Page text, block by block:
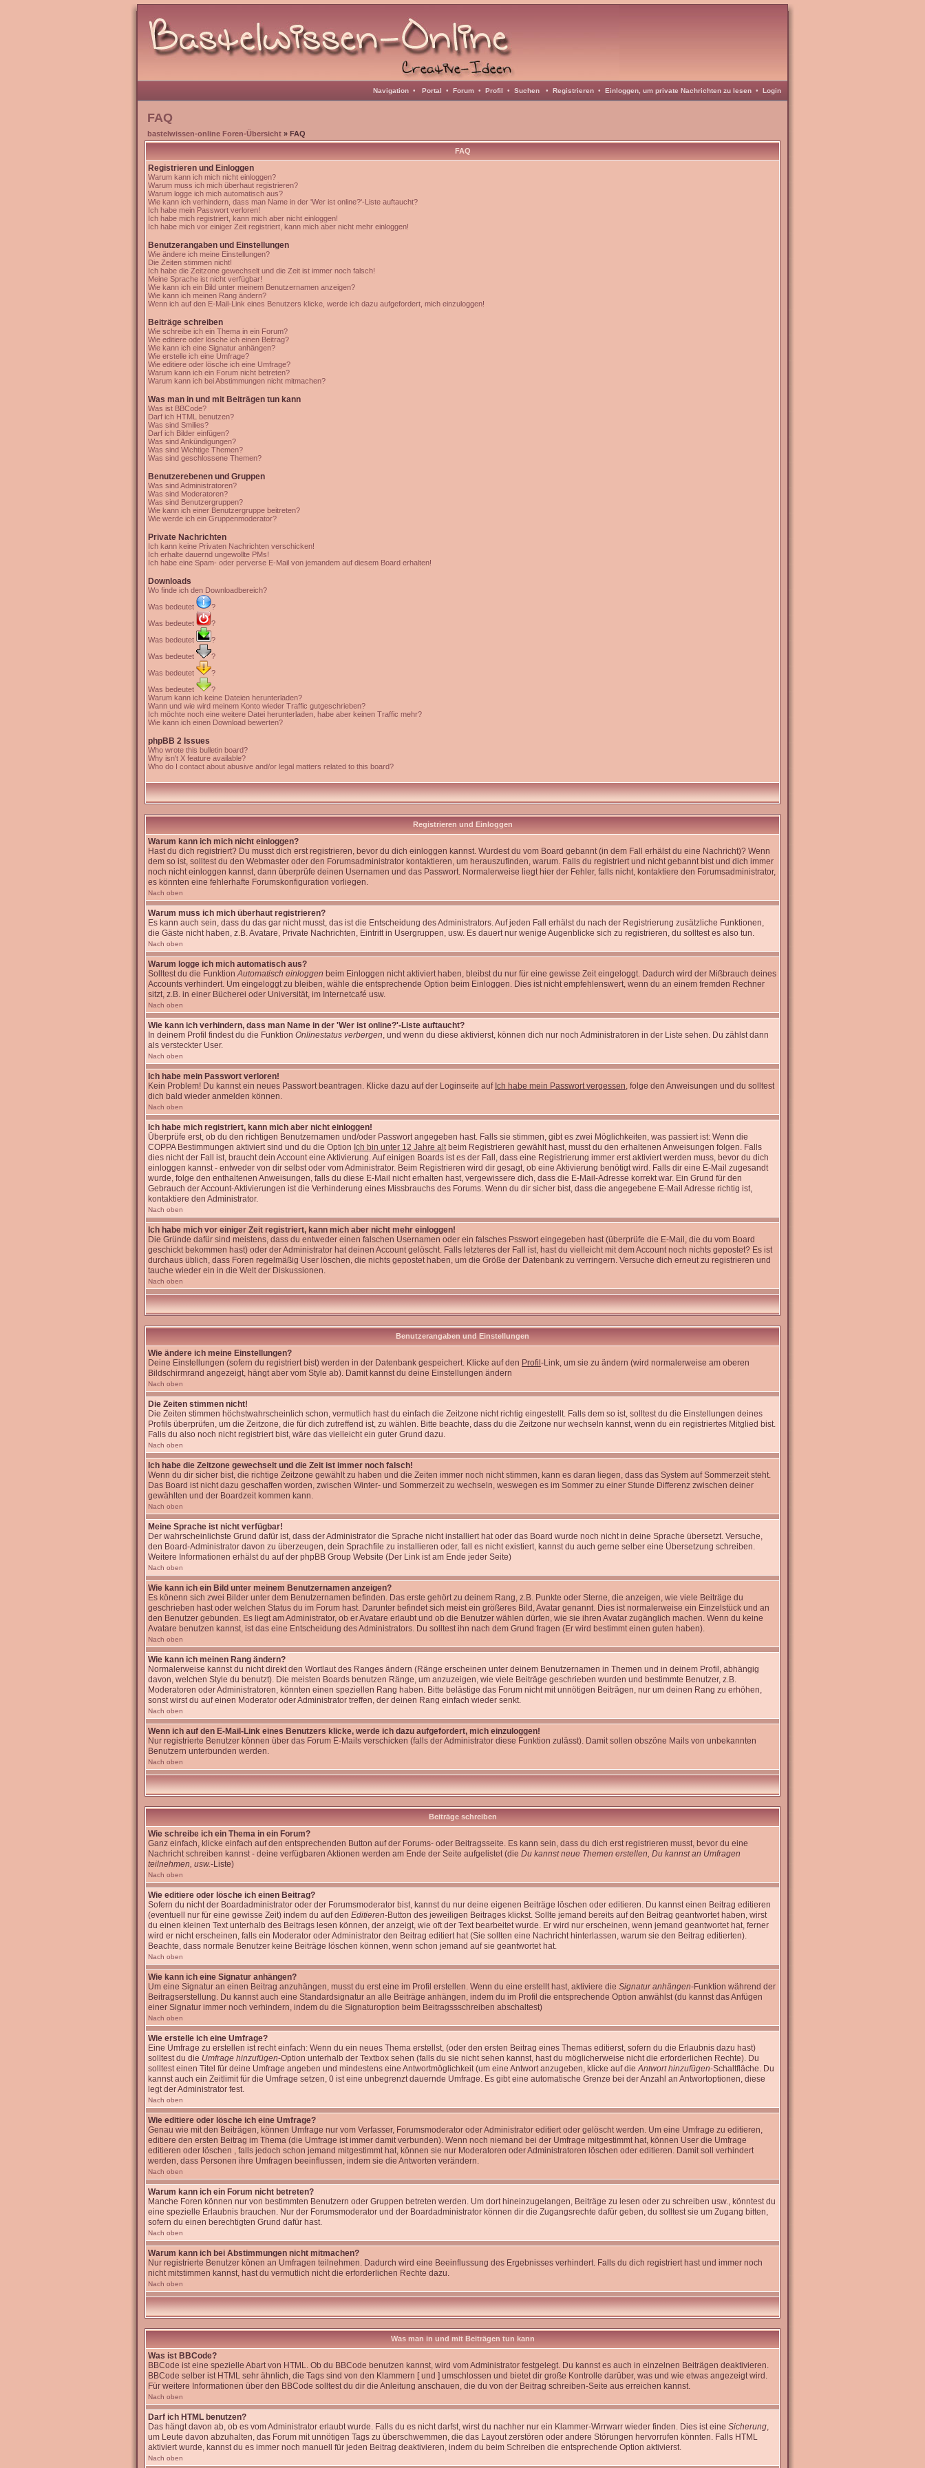
Navigation • Portal • Forum • Profil • Suchen • Registrieren • Einloggen, um private Nachrichten zu lesen • Login
FAQ
bastelwissen-online Foren-Übersicht » FAQ
FAQ
Registrieren und Einloggen
Warum kann ich mich nicht einloggen?
Warum muss ich mich überhaut registrieren?
Warum logge ich mich automatisch aus?
Wie kann ich verhindern, dass man Name in der 'Wer ist online?'-Liste auftaucht?
Ich habe mein Passwort verloren!
Ich habe mich registriert, kann mich aber nicht einloggen!
Ich habe mich vor einiger Zeit registriert, kann mich aber nicht mehr einloggen!
Benutzerangaben und Einstellungen
Wie ändere ich meine Einstellungen?
Die Zeiten stimmen nicht!
Ich habe die Zeitzone gewechselt und die Zeit ist immer noch falsch!
Meine Sprache ist nicht verfügbar!
Wie kann ich ein Bild unter meinem Benutzernamen anzeigen?
Wie kann ich meinen Rang ändern?
Wenn ich auf den E-Mail-Link eines Benutzers klicke, werde ich dazu aufgefordert, mich einzuloggen!
Beiträge schreiben
Wie schreibe ich ein Thema in ein Forum?
Wie editiere oder lösche ich einen Beitrag?
Wie kann ich eine Signatur anhängen?
Wie erstelle ich eine Umfrage?
Wie editiere oder lösche ich eine Umfrage?
Warum kann ich ein Forum nicht betreten?
Warum kann ich bei Abstimmungen nicht mitmachen?
Was man in und mit Beiträgen tun kann
Was ist BBCode?
Darf ich HTML benutzen?
Was sind Smilies?
Darf ich Bilder einfügen?
Was sind Ankündigungen?
Was sind Wichtige Themen?
Was sind geschlossene Themen?
Benutzerebenen und Gruppen
Was sind Administratoren?
Was sind Moderatoren?
Was sind Benutzergruppen?
Wie kann ich einer Benutzergruppe beitreten?
Wie werde ich ein Gruppenmoderator?
Private Nachrichten
Ich kann keine Privaten Nachrichten verschicken!
Ich erhalte dauernd ungewollte PMs!
Ich habe eine Spam- oder perverse E-Mail von jemandem auf diesem Board erhalten!
Downloads
Wo finde ich den Downloadbereich?
Was bedeutet
?
Was bedeutet
?
Was bedeutet
?
Was bedeutet
?
Was bedeutet
?
Was bedeutet
?
Warum kann ich keine Dateien herunterladen?
Wann und wie wird meinem Konto wieder Traffic gutgeschrieben?
Ich möchte noch eine weitere Datei herunterladen, habe aber keinen Traffic mehr?
Wie kann ich einen Download bewerten?
phpBB 2 Issues
Who wrote this bulletin board?
Why isn't X feature available?
Who do I contact about abusive and/or legal matters related to this board?
Registrieren und Einloggen
Warum kann ich mich nicht einloggen?
Hast du dich registriert? Du musst dich erst registrieren, bevor du dich einloggen kannst. Wurdest du vom Board gebannt (in dem Fall erhälst du eine Nachricht)? Wenn
dem so ist, solltest du den Webmaster oder den Forumsadministrator kontaktieren, um herauszufinden, warum. Falls du registriert und nicht gebannt bist und dich immer
noch nicht einloggen kannst, dann überprüfe deinen Usernamen und das Passwort. Normalerweise liegt hier der Fehler, falls nicht, kontaktiere den Forumsadministrator,
es könnten eine fehlerhafte Forumskonfiguration vorliegen.
Nach oben
Warum muss ich mich überhaut registrieren?
Es kann auch sein, dass du das gar nicht musst, das ist die Entscheidung des Administrators. Auf jeden Fall erhälst du nach der Registrierung zusätzliche Funktionen,
die Gäste nicht haben, z.B. Avatare, Private Nachrichten, Eintritt in Usergruppen, usw. Es dauert nur wenige Augenblicke sich zu registrieren, du solltest es also tun.
Nach oben
Warum logge ich mich automatisch aus?
Solltest du die FunktionAutomatisch einloggen beim Einloggen nicht aktiviert haben, bleibst du nur für eine gewisse Zeit eingeloggt. Dadurch wird der Mißbrauch deines
Accounts verhindert. Um eingeloggt zu bleiben, wähle die entsprechende Option beim Einloggen. Dies ist nicht empfehlenswert, wenn du an einem fremden Rechner
sitzt, z.B. in einer Bücherei oder Universität, im Internetcafé usw.
Nach oben
Wie kann ich verhindern, dass man Name in der 'Wer ist online?'-Liste auftaucht?
In deinem Profil findest du die Funktion Onlinestatus verbergen, und wenn du diese aktivierst, können dich nur noch Administratoren in der Liste sehen. Du zählst dann
als versteckter User.
Nach oben
Ich habe mein Passwort verloren!
Kein Problem! Du kannst ein neues Passwort beantragen. Klicke dazu auf der Loginseite auf Ich habe mein Passwort vergessen, folge den Anweisungen und du solltest
dich bald wieder anmelden können.
Nach oben
Ich habe mich registriert, kann mich aber nicht einloggen!
Überprüfe erst, ob du den richtigen Benutzernamen und/oder Passwort angegeben hast. Falls sie stimmen, gibt es zwei Möglichkeiten, was passiert ist: Wenn die
COPPA Bestimmungen aktiviert sind und du die Option Ich bin unter 12 Jahre altbeim Registrieren gewählt hast, musst du den erhaltenen Anweisungen folgen. Falls
dies nicht der Fall ist, braucht dein Account eine Aktivierung. Auf einigen Boards ist es der Fall, dass eine Registrierung immer erst aktiviert werden muss, bevor du dich
einloggen kannst - entweder von dir selbst oder vom Administrator. Beim Registrieren wird dir gesagt, ob eine Aktivierung benötigt wird. Falls dir eine E-Mail zugesandt
wurde, folge den enthaltenen Anweisungen, falls du diese E-Mail nicht erhalten hast, vergewissere dich, dass die E-Mail-Adresse korrekt war. Ein Grund für den
Gebrauch der Account-Aktivierungen ist die Verhinderung eines Missbrauchs des Forums. Wenn du dir sicher bist, dass die angegebene E-Mail Adresse richtig ist,
kontaktiere den Administrator.
Nach oben
Ich habe mich vor einiger Zeit registriert, kann mich aber nicht mehr einloggen!
Die Gründe dafür sind meistens, dass du entweder einen falschen Usernamen oder ein falsches Psswort eingegeben hast (überprüfe die E-Mail, die du vom Board
geschickt bekommen hast) oder der Administrator hat deinen Account gelöscht. Falls letzteres der Fall ist, hast du vielleicht mit dem Account noch nichts gepostet? Es ist
durchaus üblich, dass Foren regelmäßig User löschen, die nichts gepostet haben, um die Größe der Datenbank zu verringern. Versuche dich erneut zu registrieren und
tauche wieder ein in die Welt der Diskussionen.
Nach oben
Benutzerangaben und Einstellungen
Wie ändere ich meine Einstellungen?
Deine Einstellungen (sofern du registriert bist) werden in der Datenbank gespeichert. Klicke auf den Profil -Link, um sie zu ändern (wird normalerweise am oberen
Bildschirmrand angezeigt, hängt aber vom Style ab). Damit kannst du deine Einstellungen ändern
Nach oben
Die Zeiten stimmen nicht!
Die Zeiten stimmen höchstwahrscheinlich schon, vermutlich hast du einfach die Zeitzone nicht richtig eingestellt. Falls dem so ist, solltest du die Einstellungen deines
Profils überprüfen, um die Zeitzone, die für dich zutreffend ist, zu wählen. Bitte beachte, dass du die Zeitzone nur wechseln kannst, wenn du ein registriertes Mitglied bist.
Falls du also noch nicht registriert bist, wäre das vielleicht ein guter Grund dazu.
Nach oben
Ich habe die Zeitzone gewechselt und die Zeit ist immer noch falsch!
Wenn du dir sicher bist, die richtige Zeitzone gewählt zu haben und die Zeiten immer noch nicht stimmen, kann es daran liegen, dass das System auf Sommerzeit steht.
Das Board ist nicht dazu geschaffen worden, zwischen Winter- und Sommerzeit zu wechseln, weswegen es im Sommer zu einer Stunde Differenz zwischen deiner
gewählten und der Boardzeit kommen kann.
Nach oben
Meine Sprache ist nicht verfügbar!
Der wahrscheinlichste Grund dafür ist, dass der Administrator die Sprache nicht installiert hat oder das Board wurde noch nicht in deine Sprache übersetzt. Versuche,
den Board-Administrator davon zu überzeugen, dein Sprachfile zu installieren oder, fall es nicht existiert, kannst du auch gerne selber eine Übersetzung schreiben.
Weitere Informationen erhälst du auf der phpBB Group Website (Der Link ist am Ende jeder Seite)
Nach oben
Wie kann ich ein Bild unter meinem Benutzernamen anzeigen?
Es könenn sich zwei Bilder unter dem Benutzernamen befinden. Das erste gehört zu deinem Rang, z.B. Punkte oder Sterne, die anzeigen, wie viele Beiträge du
geschrieben hast oder welchen Status du im Forum hast. Darunter befindet sich meist ein größeres Bild, Avatar genannt. Dies ist normalerweise ein Einzelstück und an
den Benutzer gebunden. Es liegt am Administrator, ob er Avatare erlaubt und ob die Benutzer wählen dürfen, wie sie ihren Avatar zugänglich machen. Wenn du keine
Avatare benutzen kannst, ist das eine Entscheidung des Administrators. Du solltest ihn nach dem Grund fragen (Er wird bestimmt einen guten haben).
Nach oben
Wie kann ich meinen Rang ändern?
Normalerweise kannst du nicht direkt den Wortlaut des Ranges ändern (Ränge erscheinen unter deinem Benutzernamen in Themen und in deinem Profil, abhängig
davon, welchen Style du benutzt). Die meisten Boards benutzen Ränge, um anzuzeigen, wie viele Beiträge geschrieben wurden und bestimmte Benutzer, z.B.
Moderatoren oder Administratoren, könnten einen speziellen Rang haben. Bitte belästige das Forum nicht mit unnötigen Beiträgen, nur um deinen Rang zu erhöhen,
sonst wirst du auf einen Moderator oder Administrator treffen, der deinen Rang einfach wieder senkt.
Nach oben
Wenn ich auf den E-Mail-Link eines Benutzers klicke, werde ich dazu aufgefordert, mich einzuloggen!
Nur registrierte Benutzer können über das Forum E-Mails verschicken (falls der Administrator diese Funktion zulässt). Damit sollen obszöne Mails von unbekannten
Benutzern unterbunden werden.
Nach oben
Beiträge schreiben
Wie schreibe ich ein Thema in ein Forum?
Ganz einfach, klicke einfach auf den entsprechenden Button auf der Forums- oder Beitragsseite. Es kann sein, dass du dich erst registrieren musst, bevor du eine
Nachricht schreiben kannst - deine verfügbaren Aktionen werden am Ende der Seite aufgelistet (die Du kannst neue Themen erstellen, Du kannst an Umfragen
teilnehmen, usw.-Liste)
Nach oben
Wie editiere oder lösche ich einen Beitrag?
Sofern du nicht der Boardadministrator oder der Forumsmoderator bist, kannst du nur deine eigenen Beiträge löschen oder editieren. Du kannst einen Beitrag editieren
(eventuell nur für eine gewisse Zeit) indem du auf den Editieren-Button des jeweiligen Beitrages klickst. Sollte jemand bereits auf den Beitrag geantwortet haben, wirst
du einen kleinen Text unterhalb des Beitrags lesen können, der anzeigt, wie oft der Text bearbeitet wurde. Er wird nur erscheinen, wenn jemand geantwortet hat, ferner
wird er nicht erscheinen, falls ein Moderator oder Administrator den Beitrag editiert hat (Sie sollten eine Nachricht hinterlassen, warum sie den Beitrag editierten).
Beachte, dass normale Benutzer keine Beiträge löschen können, wenn schon jemand auf sie geantwortet hat.
Nach oben
Wie kann ich eine Signatur anhängen?
Um eine Signatur an einen Beitrag anzuhängen, musst du erst eine im Profil erstellen. Wenn du eine erstellt hast, aktiviere die Signatur anhängen-Funktion während der
Beitragserstellung. Du kannst auch eine Standardsignatur an alle Beiträge anhängen, indem du im Profil die entsprechende Option anwählst (du kannst das Anfügen
einer Signatur immer noch verhindern, indem du die Signaturoption beim Beitragssschreiben abschaltest)
Nach oben
Wie erstelle ich eine Umfrage?
Eine Umfrage zu erstellen ist recht einfach: Wenn du ein neues Thema erstellst, (oder den ersten Beitrag eines Themas editierst, sofern du die Erlaubnis dazu hast)
solltest du die Umfrage hinzufügen-Option unterhalb der Textbox sehen (falls du sie nicht sehen kannst, hast du möglicherweise nicht die erforderlichen Rechte). Du
solltest einen Titel für deine Umfrage angeben und mindestens eine Antwortmöglichkeit (um eine Antwort anzugeben, klicke auf dieAntwort hinzufügen-Schaltfläche. Du
kannst auch ein Zeitlimit für die Umfrage setzen, 0 ist eine unbegrenzt dauernde Umfrage. Es gibt eine automatische Grenze bei der Anzahl an Antwortoptionen, diese
legt der Administrator fest.
Nach oben
Wie editiere oder lösche ich eine Umfrage?
Genau wie mit den Beiträgen, können Umfrage nur vom Verfasser, Forumsmoderator oder Administrator editiert oder gelöscht werden. Um eine Umfrage zu editieren,
editiere den ersten Beitrag im Thema (die Umfrage ist immer damit verbunden). Wenn noch niemand bei der Umfrage mitgestimmt hat, können User die Umfrage
editieren oder löschen , falls jedoch schon jemand mitgestimmt hat, können sie nur Moderatoren oder Administratoren löschen oder editieren. Damit soll verhindert
werden, dass Personen ihre Umfragen beeinflussen, indem sie die Antworten verändern.
Nach oben
Warum kann ich ein Forum nicht betreten?
Manche Foren können nur von bestimmten Benutzern oder Gruppen betreten werden. Um dort hineinzugelangen, Beiträge zu lesen oder zu schreiben usw., könntest du
eine spezielle Erlaubnis brauchen. Nur der Forumsmoderator und der Boardadministrator können dir die Zugangsrechte dafür geben, du solltest sie um Zugang bitten,
sofern du einen berechtigten Grund dafür hast.
Nach oben
Warum kann ich bei Abstimmungen nicht mitmachen?
Nur registrierte Benutzer könen an Umfragen teilnehmen. Dadurch wird eine Beeinflussung des Ergebnisses verhindert. Falls du dich registriert hast und immer noch
nicht mitstimmen kannst, hast du vermutlich nicht die erforderlichen Rechte dazu.
Nach oben
Was man in und mit Beiträgen tun kann
Was ist BBCode?
BBCode ist eine spezielle Abart von HTML. Ob du BBCode benutzen kannst, wird vom Administrator festgelegt. Du kannst es auch in einzelnen Beiträgen deaktivieren.
BBCode selber ist HTML sehr ähnlich, die Tags sind von den Klammern [ und ] umschlossen und bietet dir große Kontrolle darüber, was und wie etwas angezeigt wird.
Für weitere Informationen über den BBCode solltest du dir die Anleitung anschauen, die du von der Beitrag schreiben-Seite aus erreichen kannst.
Nach oben
Darf ich HTML benutzen?
Das hängt davon ab, ob es vom Administrator erlaubt wurde. Falls du es nicht darfst, wirst du nachher nur ein Klammer-Wirrwarr wieder finden. Dies ist eine Sicherung,
um Leute davon abzuhalten, das Forum mit unnötigen Tags zu überschwemmen, die das Layout zerstören oder andere Störungen hervorrufen könnten. Falls HTML
aktiviert wurde, kannst du es immer noch manuell für jeden Beitrag deaktivieren, indem du beim Schreiben die entsprechende Option aktivierst.
Nach oben